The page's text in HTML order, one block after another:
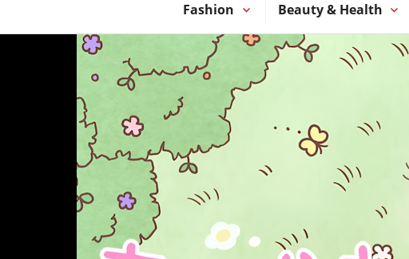
Fashion Beauty & Health